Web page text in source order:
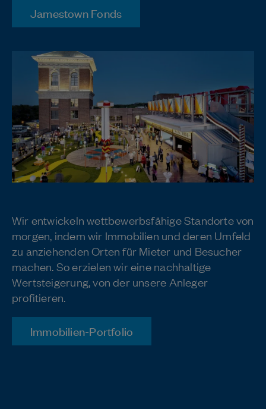
Jamestown Fonds
Wir entwickeln wettbewerbsfähige Standorte von
morgen, indem wir Immobilien und deren Umfeld
zu anziehenden Orten für Mieter und Besucher
machen. So erzielen wir eine nachhaltige
Wertsteigerung, von der unsere Anleger
profitieren.
Immobilien-Portfolio